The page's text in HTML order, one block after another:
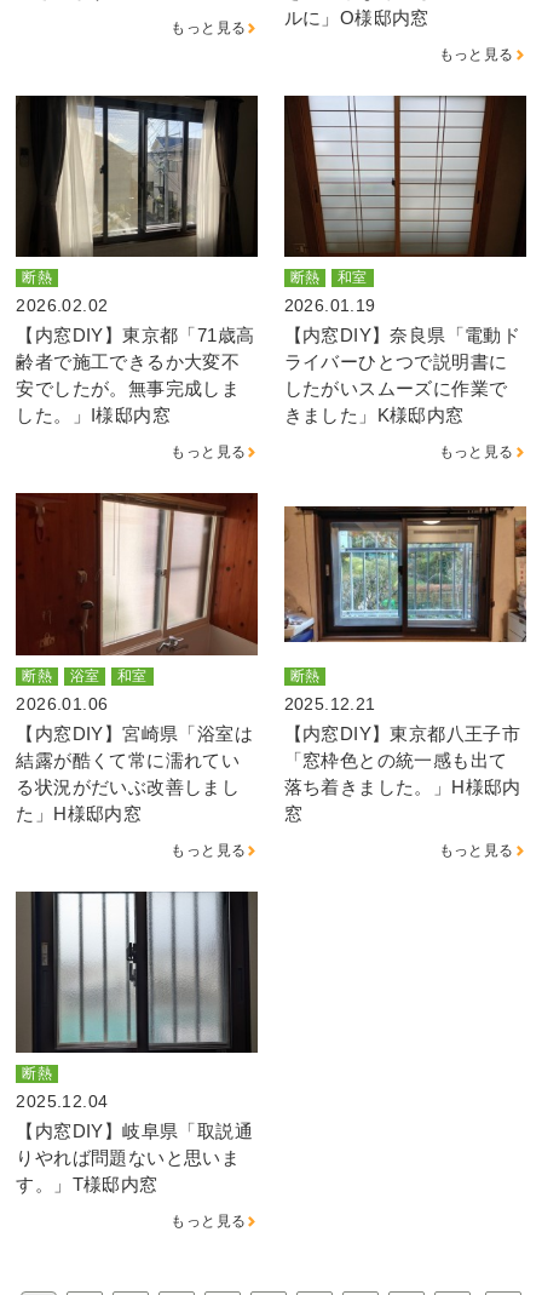
もっと見る
ルに」O様邸内窓
もっと見る
断熱
2026.02.02
【内窓DIY】東京都「71歳高
齢者で施工できるか大変不
安でしたが。無事完成しま
した。」I様邸内窓
もっと見る
断熱 和室
2026.01.19
【内窓DIY】奈良県「電動ド
ライバーひとつで説明書に
したがいスムーズに作業で
きました」K様邸内窓
もっと見る
断熱 浴室 和室
2026.01.06
【内窓DIY】宮崎県「浴室は
結露が酷くて常に濡れてい
る状況がだいぶ改善しまし
た」H様邸内窓
もっと見る
断熱
2025.12.21
【内窓DIY】東京都八王子市
「窓枠色との統一感も出て
落ち着きました。」H様邸内
窓
もっと見る
断熱
2025.12.04
【内窓DIY】岐阜県「取説通
りやれば問題ないと思いま
す。」T様邸内窓
もっと見る